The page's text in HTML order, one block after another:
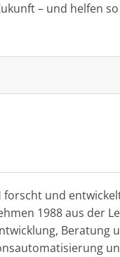
– und helfen
und
1988 aus der
Beratung